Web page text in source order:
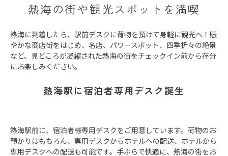
熱海の街や観光スポットを満喫
熱海に到着したら、駅前デスクに荷物を預けて身軽に観光へ！賑
やかな商店街をはじめ、名店、パワースポット、四季折々の絶景
など、見どころが凝縮された熱海の街をチェックイン前から存分
にお楽しみください。
熱海駅に宿泊者専用デスク誕生
熱海駅前に、宿泊者様専用デスクをご用意しています。荷物のお
預かりはもちろん、専用デスクからホテルへの配送、ホテルから
専用デスクへの配送も可能です。手ぶらで快適に、熱海の街をお